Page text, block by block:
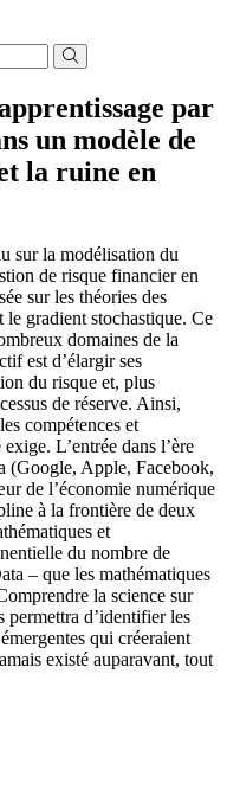
par
un modèle de
la ruine en
sur la modélisation du
de risque financier en
sur les théories des
le gradient stochastique. Ce
domaines de la
est d’élargir ses
du risque et, plus
de réserve. Ainsi,
compétences et
L’entrée dans l’ère
(Google, Apple, Facebook,
de l’économie numérique
à la frontière de deux
et
du nombre de
– que les mathématiques
la science sur
permettra d’identifier les
qui créeraient
existé auparavant, tout